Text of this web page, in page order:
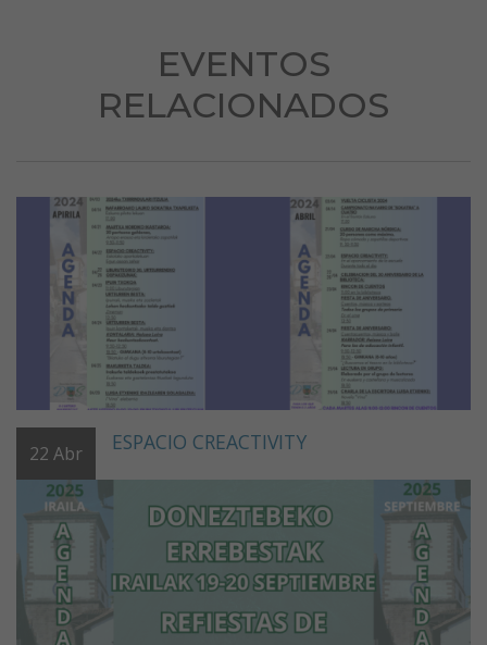
EVENTOS
RELACIONADOS
22 Abr ESPACIO CREACTIVITY